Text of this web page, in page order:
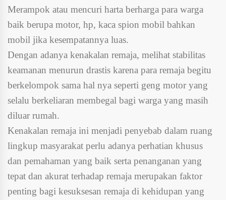
Merampok atau mencuri harta berharga para warga
baik berupa motor, hp, kaca spion mobil bahkan
mobil jika kesempatannya luas.
Dengan adanya kenakalan remaja, melihat stabilitas
keamanan menurun drastis karena para remaja begitu
berkelompok sama hal nya seperti geng motor yang
selalu berkeliaran membegal bagi warga yang masih
diluar rumah.
Kenakalan remaja ini menjadi penyebab dalam ruang
lingkup masyarakat perlu adanya perhatian khusus
dan pemahaman yang baik serta penanganan yang
tepat dan akurat terhadap remaja merupakan faktor
penting bagi kesuksesan remaja di kehidupan yang